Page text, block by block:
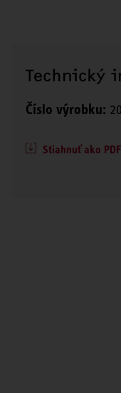
Technický
Číslo výrobku:
Stiahnuť ako PDF